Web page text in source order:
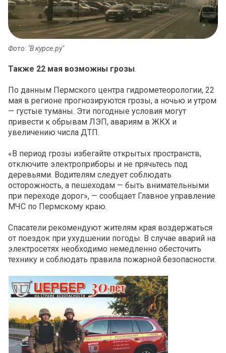
Фото: "В курсе.ру"
Также 22 мая возможны грозы.
По данным Пермского центра гидрометеорологии, 22
мая в регионе прогнозируются грозы, а ночью и утром
— густые туманы. Эти погодные условия могут
привести к обрывам ЛЭП, авариям в ЖКХ и
увеличению числа ДТП.
«В период грозы избегайте открытых пространств,
отключите электроприборы и не прячьтесь под
деревьями. Водителям следует соблюдать
осторожность, а пешеходам — быть внимательными
при переходе дорог», — сообщает Главное управление
МЧС по Пермскому краю.
Спасатели рекомендуют жителям края воздержаться
от поездок при ухудшении погоды. В случае аварий на
электросетях необходимо немедленно обесточить
технику и соблюдать правила пожарной безопасности.